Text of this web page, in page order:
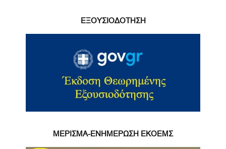
ΕΞΟΥΣΙΟΔΟΤΗΣΗ
ΜΕΡΙΣΜΑ-ΕΝΗΜΕΡΩΣΗ ΕΚΟΕΜΣ